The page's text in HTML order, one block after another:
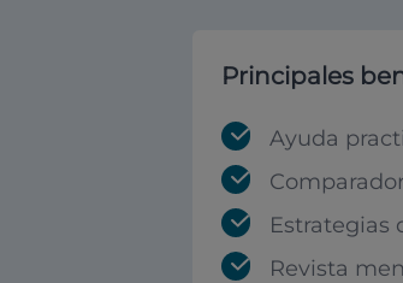
Principales
Ayuda
Estrategias
Revista